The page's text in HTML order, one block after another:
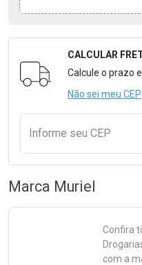
Formulário para
CALCULAR
Calcule o prazo
Não sei meu CEP
Informe seu CEP
Marca Muriel
Confira
com a